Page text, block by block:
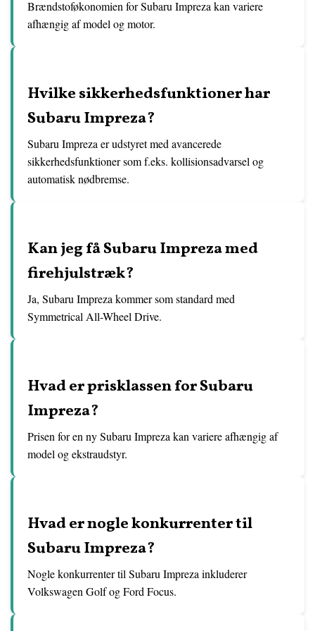
Brændstoføkonomien for Subaru Impreza kan variere
afhængig af model og motor.
Hvilke sikkerhedsfunktioner har
Subaru Impreza?
Subaru Impreza er udstyret med avancerede
sikkerhedsfunktioner som f.eks. kollisionsadvarsel og
automatisk nødbremse.
Kan jeg få Subaru Impreza med
firehjulstræk?
Ja, Subaru Impreza kommer som standard med
Symmetrical All-Wheel Drive.
Hvad er prisklassen for Subaru
Impreza?
Prisen for en ny Subaru Impreza kan variere afhængig af
model og ekstraudstyr.
Hvad er nogle konkurrenter til
Subaru Impreza?
Nogle konkurrenter til Subaru Impreza inkluderer
Volkswagen Golf og Ford Focus.